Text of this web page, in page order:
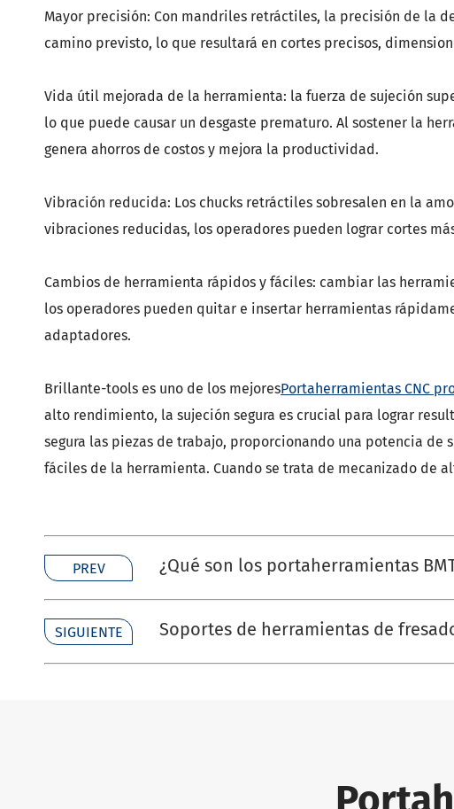
Mayor precisión: Con mandriles retráctiles, la precisión de la
camino previsto, lo que resultará en cortes precisos,
Vida útil mejorada de la herramienta: la fuerza de sujeción
lo que puede causar un desgaste prematuro. Al sostener la
genera ahorros de costos y mejora la productividad.
Vibración reducida: Los chucks retráctiles sobresalen en la
vibraciones reducidas, los operadores pueden lograr cortes
Cambios de herramienta rápidos y fáciles: cambiar las
los operadores pueden quitar e insertar herramientas
adaptadores.
Brillante-tools es uno de los mejoresPortaherramientas CNC
alto rendimiento, la sujeción segura es crucial para lograr
segura las piezas de trabajo, proporcionando una potencia
fáciles de la herramienta. Cuando se trata de mecanizado de
PREV ¿Qué son los portaherramientas
SIGUIENTE Soportes de herramientas de